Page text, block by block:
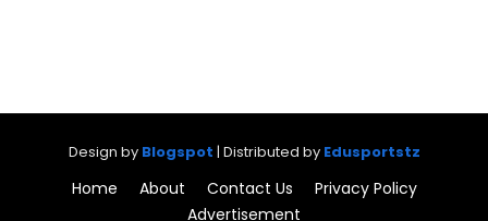
Design by Blogspot | Distributed by Edusportstz
Home About Contact Us
Privacy Policy
Advertisement